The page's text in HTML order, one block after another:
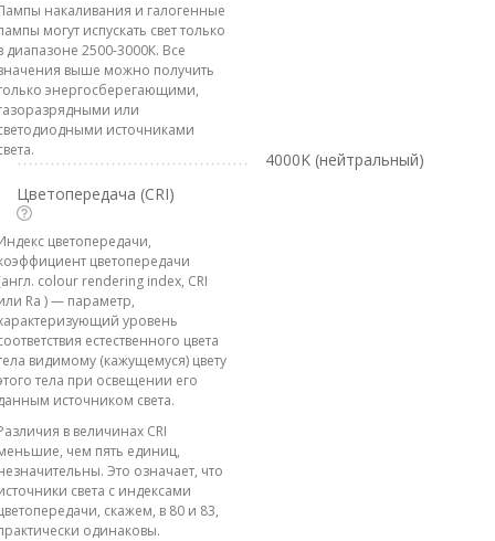
накаливания и галогенные
могут испускать свет только
диапазоне 2500-3000К. Все
выше можно получить
энергосберегающими,
или
источниками
4000K (нейтральный)
Цветопередача (CRI)
цветопередачи,
цветопередачи
colour rendering index, CRI
Ra ) — параметр,
уровень
естественного цвета
видимому (кажущемуся) цвету
тела при освещении его
источником света.
в величинах CRI
чем пять единиц,
Это означает, что
света с индексами
скажем, в 80 и 83,
одинаковы.